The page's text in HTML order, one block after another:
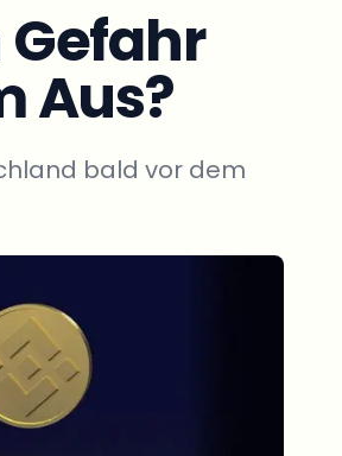
Aus?
bald vor dem